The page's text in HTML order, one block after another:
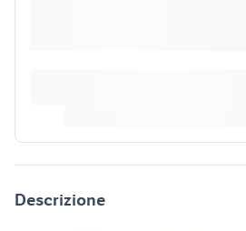
Descrizione